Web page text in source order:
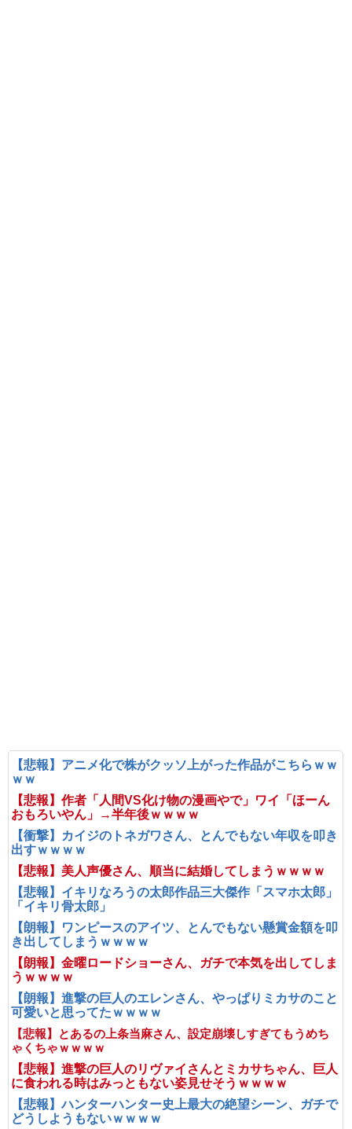
【悲報】アニメ化で株がクッソ上がった作品がこちらｗｗ
ｗｗ
【悲報】作者「人間VS化け物の漫画やで」ワイ「ほーん
おもろいやん」→半年後ｗｗｗｗ
【衝撃】カイジのトネガワさん、とんでもない年収を叩き
出すｗｗｗｗ
【悲報】美人声優さん、順当に結婚してしまうｗｗｗｗ
【悲報】イキリなろうの太郎作品三大傑作「スマホ太郎」
「イキリ骨太郎」
【朗報】ワンピースのアイツ、とんでもない懸賞金額を叩
き出してしまうｗｗｗｗ
【朗報】金曜ロードショーさん、ガチで本気を出してしま
うｗｗｗｗ
【朗報】進撃の巨人のエレンさん、やっぱりミカサのこと
可愛いと思ってたｗｗｗｗ
【悲報】とあるの上条当麻さん、設定崩壊しすぎてもうめち
ゃくちゃｗｗｗｗ
【悲報】進撃の巨人のリヴァイさんとミカサちゃん、巨人
に食われる時はみっともない姿見せそうｗｗｗｗ
【悲報】ハンターハンター史上最大の絶望シーン、ガチで
どうしようもないｗｗｗｗ